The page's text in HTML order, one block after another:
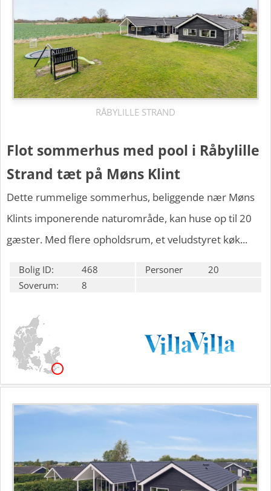
RÅBYLILLE STRAND
Flot sommerhus med pool i Råbylille
Strand tæt på Møns Klint
Dette rummelige sommerhus, beliggende nær Møns
Klints imponerende naturområde, kan huse op til 20
gæster. Med flere opholdsrum, et veludstyret køk...
Bolig ID: 468 Personer
20
Soverum:
8